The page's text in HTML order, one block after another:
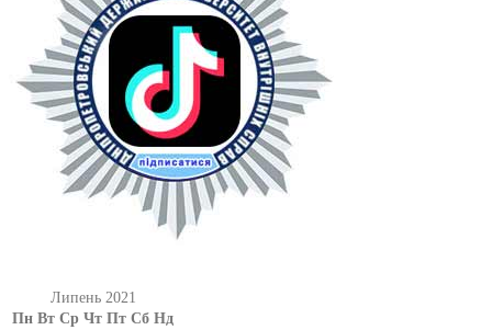
Липень 2021
Пн Вт Ср Чт Пт Сб Нд